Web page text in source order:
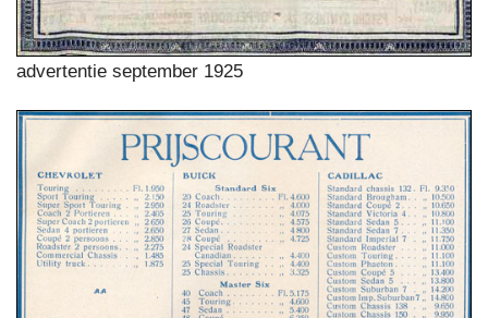
advertentie september 1925